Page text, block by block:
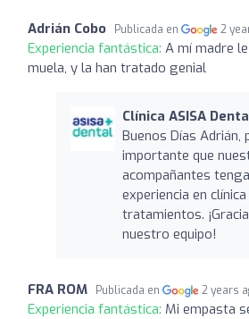
Adrián Cobo Publicada en 2
Experiencia fantástica: A mí madre
muela, y la han tratado genial
Clínica ASISA
Buenos Días Adrián,
importante que
acompañantes
experiencia en
tratamientos.
nuestro equipo!
FRA ROM Publicada en 2 years
Experiencia fantástica: Mi empasta